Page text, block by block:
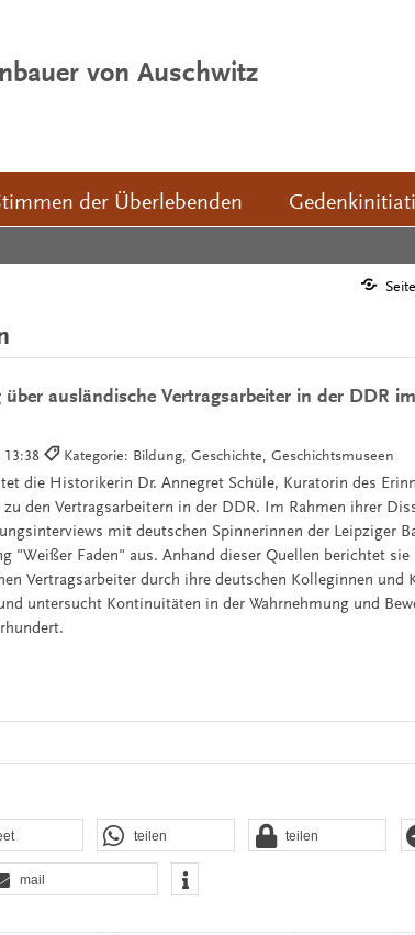
von Auschwitz
der Überlebenden
über ausländische Vertragsarbeiter in der DDR
13:38 Kategorie: Bildung, Geschichte, Geschichtsmuseen
die Historikerin Dr. Annegret Schüle, Kuratorin des
zu den Vertragsarbeitern in der DDR. Im Rahmen ihrer
mit deutschen Spinnerinnen der Leipziger
"Weißer Faden" aus. Anhand dieser Quellen berichtet sie
Vertragsarbeiter durch ihre deutschen Kolleginnen und
untersucht Kontinuitäten in der Wahrnehmung und
teilen teilen
mail